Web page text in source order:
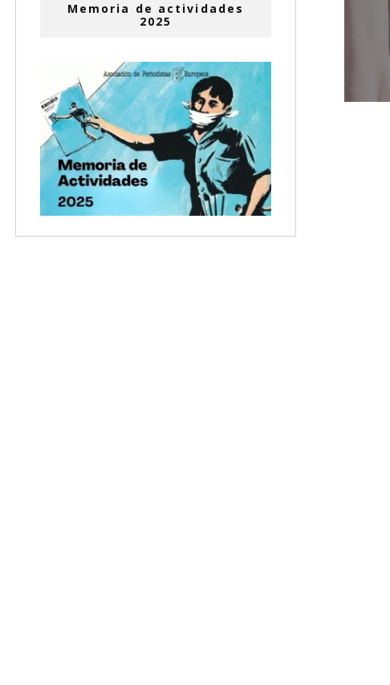
Memoria de actividades
2025